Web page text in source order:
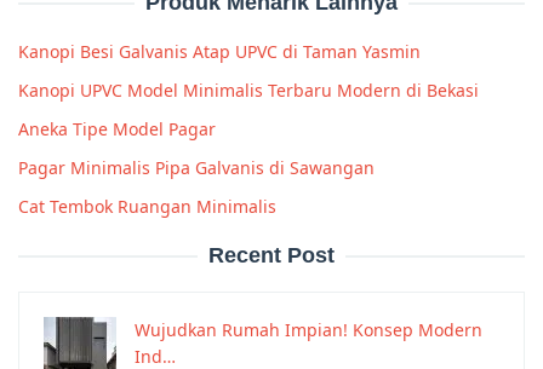
Kanopi Besi Galvanis Atap UPVC di Taman Yasmin
Kanopi UPVC Model Minimalis Terbaru Modern di Bekasi
Aneka Tipe Model Pagar
Pagar Minimalis Pipa Galvanis di Sawangan
Cat Tembok Ruangan Minimalis
Recent Post
Wujudkan Rumah Impian! Konsep Modern
Ind…